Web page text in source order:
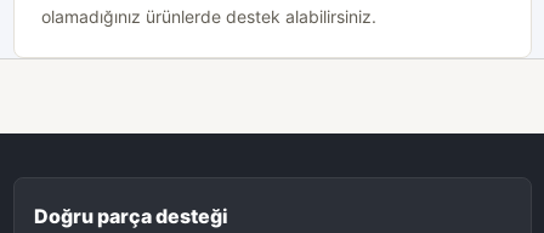
olamadığınız ürünlerde destek alabilirsiniz.
Doğru parça desteği